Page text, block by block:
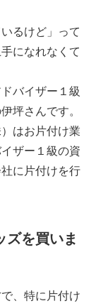
るけど」って
になれなくて
バイザー１級
坪さんです。
はお片付け業
ザー１級の資
に片付けを行
ズを買いま
、特に片付け